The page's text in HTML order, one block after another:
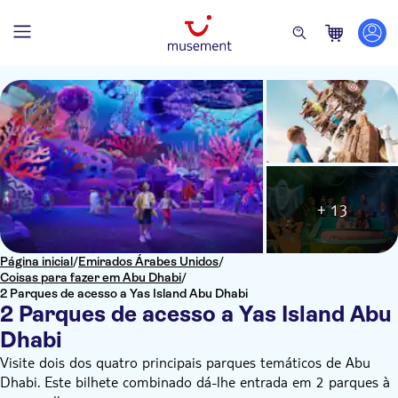
Página inicial/Emirados Árabes Unidos/
Coisas para fazer em Abu Dhabi/
2 Parques de acesso a Yas Island Abu Dhabi
2 Parques de acesso a Yas Island Abu
Dhabi
+ 13
Visite dois dos quatro principais parques temáticos de Abu
Dhabi. Este bilhete combinado dá-lhe entrada em 2 parques à